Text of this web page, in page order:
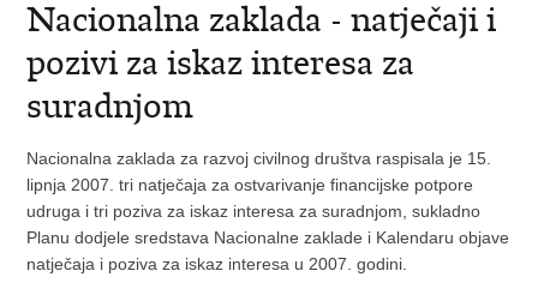
Nacionalna zaklada - natječaji i
pozivi za iskaz interesa za
suradnjom
Nacionalna zaklada za razvoj civilnog društva raspisala je 15.
lipnja 2007. tri natječaja za ostvarivanje financijske potpore
udruga i tri poziva za iskaz interesa za suradnjom, sukladno
Planu dodjele sredstava Nacionalne zaklade i Kalendaru objave
natječaja i poziva za iskaz interesa u 2007. godini.